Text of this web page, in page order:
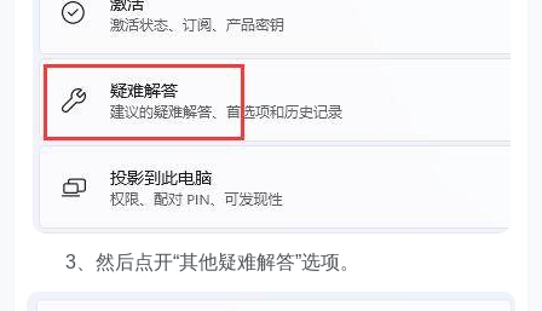
3、然后点开“其他疑难解答”选项。